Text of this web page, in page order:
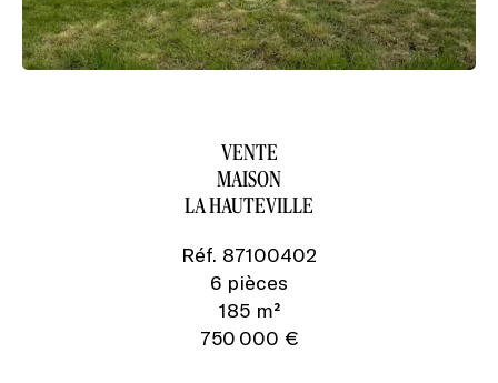
VENTE
MAISON
LA HAUTEVILLE
Réf. 87100402
6 pièces
185 m²
750 000 €